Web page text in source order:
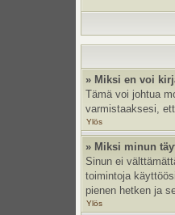
» Miksi en voi
Tämä voi johtua
varmistaaksesi,
Ylös
» Miksi minun
Sinun ei
toimintoja
pienen hetken ja
Ylös